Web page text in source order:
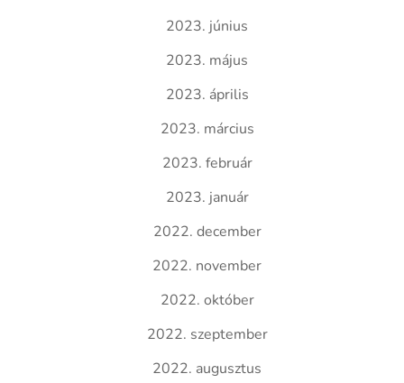
2023. június
2023. május
2023. április
2023. március
2023. február
2023. január
2022. december
2022. november
2022. október
2022. szeptember
2022. augusztus